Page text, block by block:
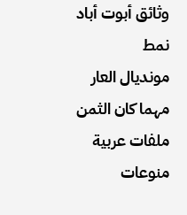
وثائق أبوت أباد
نمط
مونديال العار
مهما كان الثمن
ملفات عربية
منوعات